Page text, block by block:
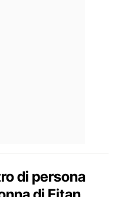
di persona